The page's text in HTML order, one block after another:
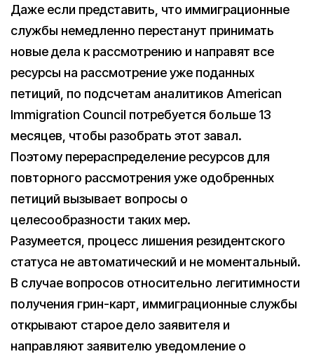
Даже если представить, что иммиграционные
службы немедленно перестанут принимать
новые дела к рассмотрению и направят все
ресурсы на рассмотрение уже поданных
петиций, по подсчетам аналитиков American
Immigration Council потребуется больше 13
месяцев, чтобы разобрать этот завал.
Поэтому перераспределение ресурсов для
повторного рассмотрения уже одобренных
петиций вызывает вопросы о
целесообразности таких мер.
Разумеется, процесс лишения резидентского
статуса не автоматический и не моментальный.
В случае вопросов относительно легитимности
получения грин-карт, иммиграционные службы
открывают старое дело заявителя и
направляют заявителю уведомление о